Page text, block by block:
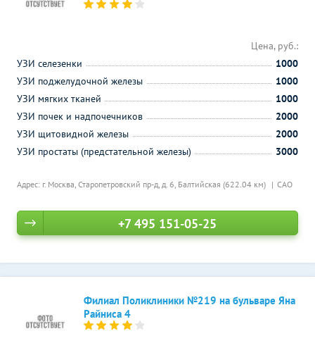
Адрес: г. Москва, Старопетровский пр-д, д. 6, Балтийская (622.04 км) САО
Цена, руб.:
УЗИ селезенки
1000
УЗИ поджелудочной железы
1000
УЗИ мягких тканей
1000
УЗИ почек и надпочечников
2000
УЗИ щитовидной железы
2000
УЗИ простаты (предстательной железы)
3000
+7 495 151-05-25
Филиал Поликлиники №219 на бульваре Яна
Райниса 4